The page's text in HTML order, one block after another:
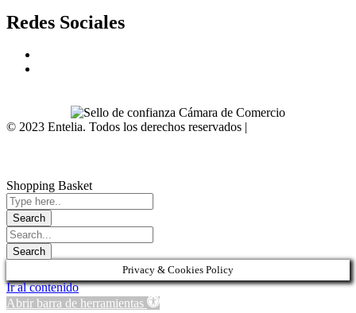
Redes Sociales
© 2023 Entelia. Todos los derechos reservados |
Shopping Basket
Privacy & Cookies Policy
Ir al contenido
Abrir barra de herramientas